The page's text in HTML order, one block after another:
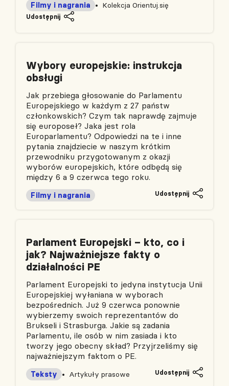
Kolekcja Orientuj.się
Filmy i nagrania
Udostępnij
Wybory europejskie: instrukcja
obsługi
Jak przebiega głosowanie do Parlamentu
Europejskiego w każdym z 27 państw
członkowskich? Czym tak naprawdę zajmuje
się europoseł? Jaka jest rola
Europarlamentu? Odpowiedzi na te i inne
pytania znajdziecie w naszym krótkim
przewodniku przygotowanym z okazji
wyborów europejskich, które odbędą się
między 6 a 9 czerwca tego roku.
Filmy i nagrania Udostępnij
Parlament Europejski – kto, co i
jak? Najważniejsze fakty o
działalności PE
Parlament Europejski to jedyna instytucja Unii
Europejskiej wyłaniana w wyborach
bezpośrednich. Już 9 czerwca ponownie
wybierzemy swoich reprezentantów do
Brukseli i Strasburga. Jakie są zadania
Parlamentu, ile osób w nim zasiada i kto
tworzy jego obecny skład? Przyjrzeliśmy się
najważniejszym faktom o PE.
Teksty Artykuły prasowe Udostępnij